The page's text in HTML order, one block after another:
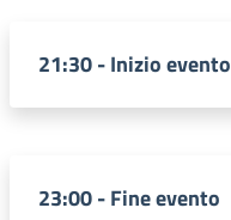
21:30 - Inizio evento
23:00 - Fine evento